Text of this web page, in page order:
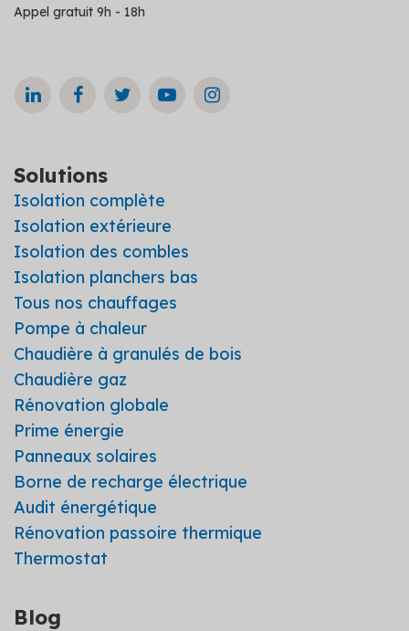
Appel gratuit 9h - 18h
Solutions
Isolation complète
Isolation extérieure
Isolation des combles
Isolation planchers bas
Tous nos chauffages
Pompe à chaleur
Chaudière à granulés de bois
Chaudière gaz
Rénovation globale
Prime énergie
Panneaux solaires
Borne de recharge électrique
Audit énergétique
Rénovation passoire thermique
Thermostat
Blog